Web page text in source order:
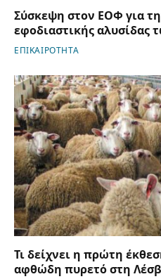
Σύσκεψη στον ΕΟΦ για
εφοδιαστικής αλυσίδας
ΕΠΙΚΑΙΡΟΤΗΤΑ
Τι δείχνει η πρώτη
αφθώδη πυρετό στη